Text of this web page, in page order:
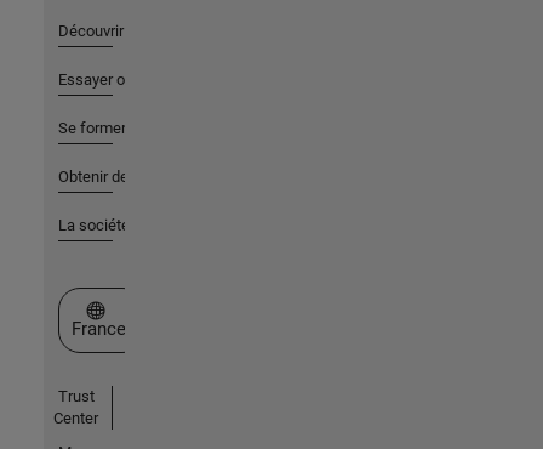
Découvrir les produits
Essayer ou acheter
Se former
Obtenir de l'aide
La société
Sélectionner un site web
France
Trust
Center